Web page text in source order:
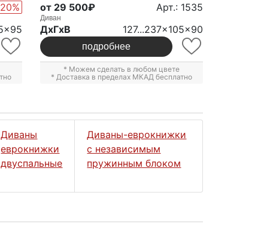
20% от 29 500₽ Арт.: 1535
Диван
ДxГxВ 127...237x105x90
подробнее
* Можем сделать в любом цвете
* Доставка в пределах МКАД бесплатно
Диваны
еврокнижки
двуспальные
Диваны-еврокнижки
с независимым
пружинным блоком